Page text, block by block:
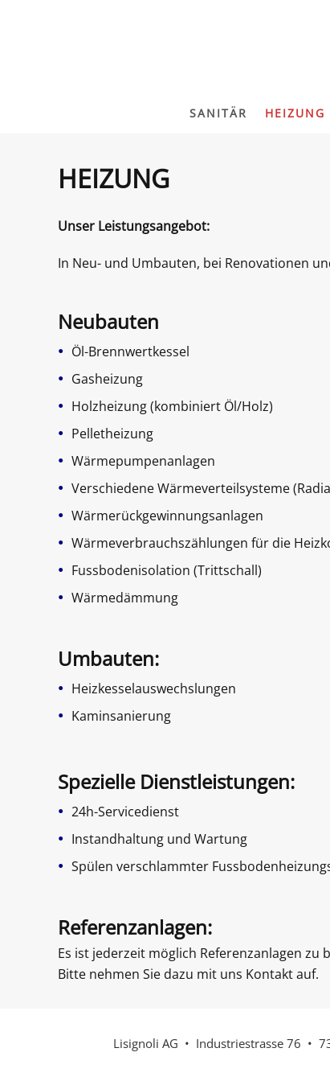
SANITÄR HEIZUNG
HEIZUNG
Unser Leistungsangebot:
In Neu- und Umbauten, bei Renovationen
Neubauten
• Öl-Brennwertkessel
• Gasheizung
• Holzheizung (kombiniert Öl/Holz)
• Pelletheizung
• Wärmepumpenanlagen
• Verschiedene Wärmeverteilsysteme
• Wärmerückgewinnungsanlagen
• Wärmeverbrauchszählungen für die
• Fussbodenisolation (Trittschall)
• Wärmedämmung
Umbauten:
• Heizkesselauswechslungen
• Kaminsanierung
Spezielle Dienstleistungen:
• 24h-Servicedienst
• Instandhaltung und Wartung
• Spülen verschlammter
Referenzanlagen:
Es ist jederzeit möglich Referenzanlagen zu
Bitte nehmen Sie dazu mit uns Kontakt auf.
Lisignoli AG • Industriestrasse 76 •